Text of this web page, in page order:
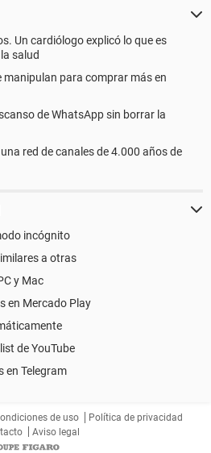
Un cardiólogo explicó lo que es
salud
manipulan para comprar más en
de WhatsApp sin borrar la
red de canales de 4.000 años de
incógnito
a otras
y Mac
en Mercado Play
de YouTube
en Telegram
de uso
Política de privacidad
Aviso legal